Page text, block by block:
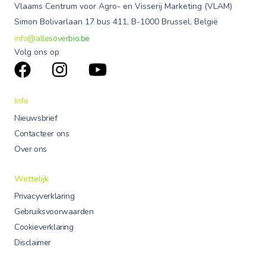
Vlaams Centrum voor Agro- en Visserij Marketing (VLAM)
Simon Bolivarlaan 17 bus 411, B-1000 Brussel, België
info@allesoverbio.be
Volg ons op
Info
Nieuwsbrief
Contacteer ons
Over ons
Wettelijk
Privacyverklaring
Gebruiksvoorwaarden
Cookieverklaring
Disclaimer